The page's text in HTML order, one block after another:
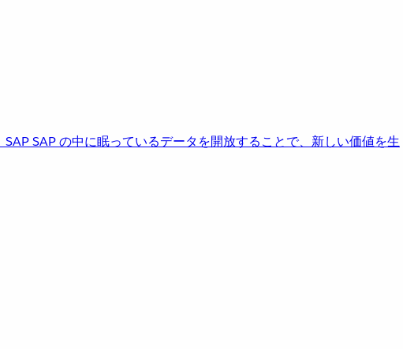
SAPSAP の中に眠っているデータを開放することで、新しい価値を生